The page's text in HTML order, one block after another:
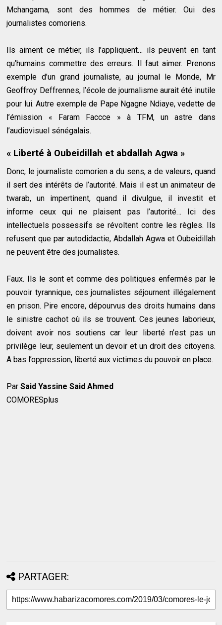
Mchangama, sont des hommes de métier. Oui des
journalistes comoriens.
Ils aiment ce métier, ils l’appliquent… ils peuvent en tant
qu’humains commettre des erreurs. Il faut aimer. Prenons
exemple d’un grand journaliste, au journal le Monde, Mr
Geoffroy Deffrennes, l’école de journalisme aurait été inutile
pour lui. Autre exemple de Pape Ngagne Ndiaye, vedette de
l’émission « Faram Faccce » à TFM, un astre dans
l’audiovisuel sénégalais.
« Liberté à Oubeidillah et abdallah Agwa »
Donc, le journaliste comorien a du sens, a de valeurs, quand
il sert des intérêts de l’autorité. Mais il est un animateur de
twarab, un impertinent, quand il divulgue, il investit et
informe ceux qui ne plaisent pas l’autorité… Ici des
intellectuels possessifs se révoltent contre les règles. Ils
refusent que par autodidactie, Abdallah Agwa et Oubeidillah
ne peuvent être des journalistes.
Faux. Ils le sont et comme des politiques enfermés par le
pouvoir tyrannique, ces journalistes séjournent illégalement
en prison. Pire encore, dépourvus des droits humains dans
le sinistre cachot où ils se trouvent. Ces jeunes laborieux,
doivent avoir nos soutiens car leur liberté n’est pas un
privilège leur, seulement un devoir et un droit des citoyens.
A bas l’oppression, liberté aux victimes du pouvoir en place.
ParSaid Yassine Said Ahmed
COMORESplus
PARTAGER: